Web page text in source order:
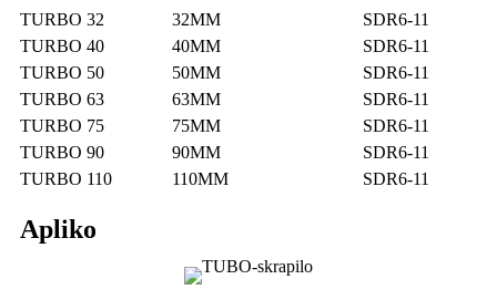
TURBO 32
32MM
SDR6-11
TURBO 40
40MM
SDR6-11
TURBO 50
50MM
SDR6-11
TURBO 63
63MM
SDR6-11
TURBO 75
75MM
SDR6-11
TURBO 90
90MM
SDR6-11
TURBO 110
110MM SDR6-11
Apliko